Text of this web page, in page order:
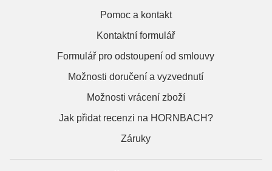
Pomoc a kontakt
Kontaktní formulář
Formulář pro odstoupení od smlouvy
Možnosti doručení a vyzvednutí
Možnosti vrácení zboží
Jak přidat recenzi na HORNBACH?
Záruky